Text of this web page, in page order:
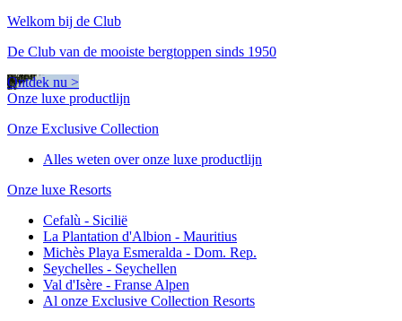
Welkom bij de Club
De Club van de mooiste bergtoppen sinds 1950
Ontdek nu >
Onze luxe productlijn
Onze Exclusive Collection
Alles weten over onze luxe productlijn
Onze luxe Resorts
Cefalù - Sicilië
La Plantation d'Albion - Mauritius
Michès Playa Esmeralda - Dom. Rep.
Seychelles - Seychellen
Val d'Isère - Franse Alpen
Al onze Exclusive Collection Resorts